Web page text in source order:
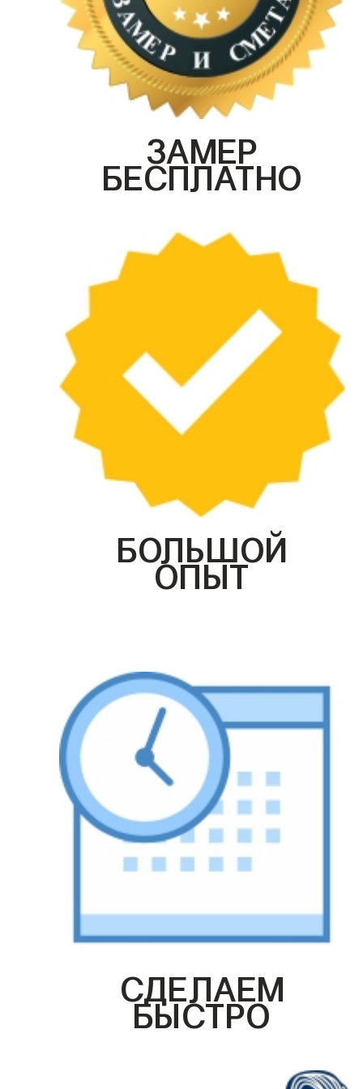
ЗАМЕР
БЕСПЛАТНО
БОЛЬШОЙ
ОПЫТ
СДЕЛАЕМ
БЫСТРО